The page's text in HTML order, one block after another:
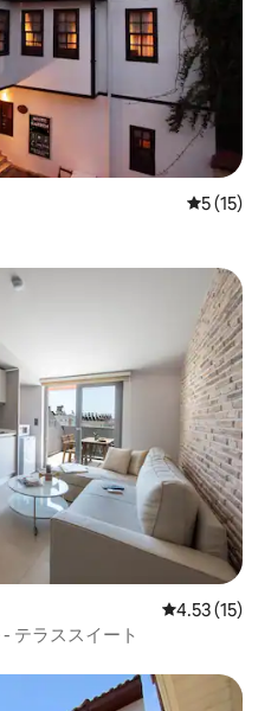
レビュー
5 (15)
レビュー15
4.53 (15)
テラススイート